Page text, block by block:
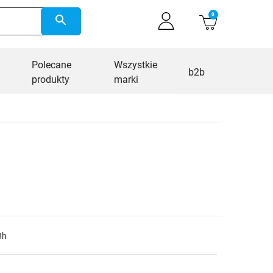
search 0
Polecane
produkty
Wszystkie
marki
b2b